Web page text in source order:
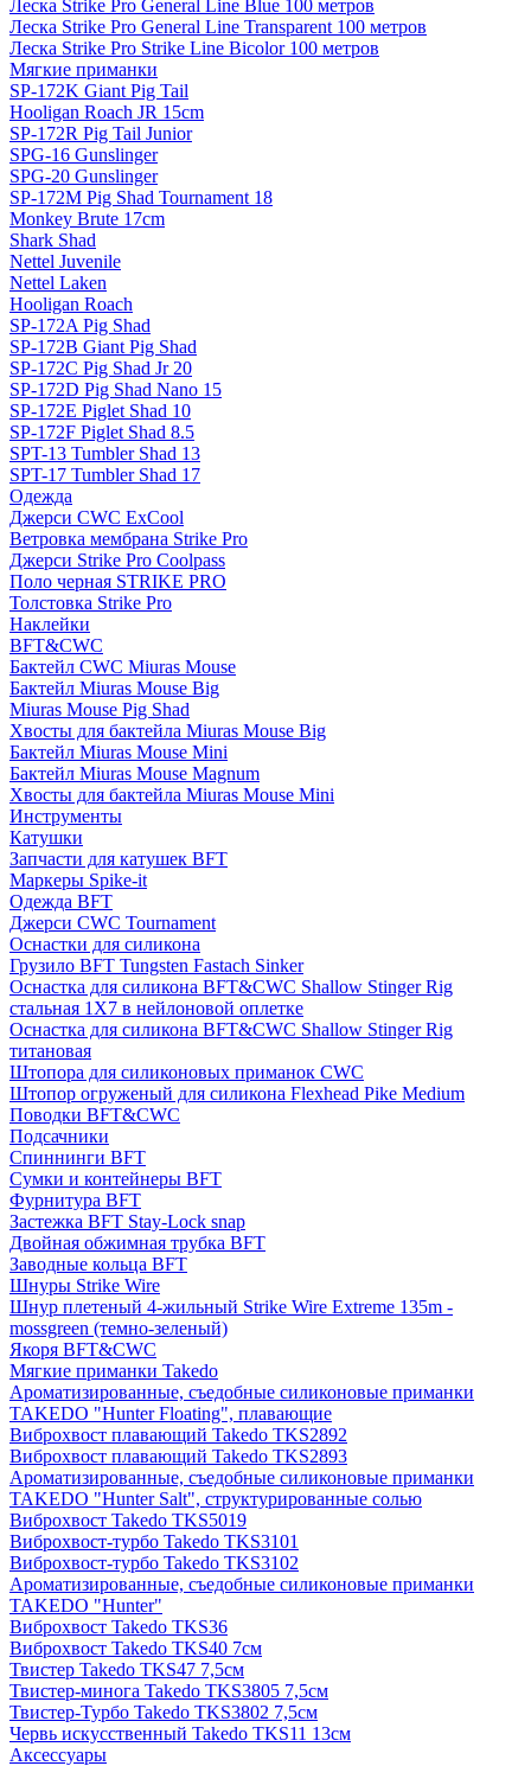
Леска Strike Pro General Line Blue 100 метров
Леска Strike Pro General Line Transparent 100 метров
Леска Strike Pro Strike Line Bicolor 100 метров
Мягкие приманки
SP-172K Giant Pig Tail
Hooligan Roach JR 15cm
SP-172R Pig Tail Junior
SPG-16 Gunslinger
SPG-20 Gunslinger
SP-172M Pig Shad Tournament 18
Monkey Brute 17cm
Shark Shad
Nettel Juvenile
Nettel Laken
Hooligan Roach
SP-172A Pig Shad
SP-172B Giant Pig Shad
SP-172C Pig Shad Jr 20
SP-172D Pig Shad Nano 15
SP-172E Piglet Shad 10
SP-172F Piglet Shad 8.5
SPT-13 Tumbler Shad 13
SPT-17 Tumbler Shad 17
Одежда
Джерси CWC ExCool
Ветровка мембрана Strike Pro
Джерси Strike Pro Coolpass
Поло черная STRIKE PRO
Толстовка Strike Pro
Наклейки
BFT&CWC
Бактейл CWC Miuras Mouse
Бактейл Miuras Mouse Big
Miuras Mouse Pig Shad
Хвосты для бактейла Miuras Mouse Big
Бактейл Miuras Mouse Mini
Бактейл Miuras Mouse Magnum
Хвосты для бактейла Miuras Mouse Mini
Инструменты
Катушки
Запчасти для катушек BFT
Маркеры Spike-it
Одежда BFT
Джерси CWC Tournament
Оснастки для силикона
Грузило BFT Tungsten Fastach Sinker
Оснастка для силикона BFT&CWC Shallow Stinger Rig
стальная 1X7 в нейлоновой оплетке
Оснастка для силикона BFT&CWC Shallow Stinger Rig
титановая
Штопора для силиконовых приманок CWC
Штопор огруженый для силикона Flexhead Pike Medium
Поводки BFT&CWC
Подсачники
Спиннинги BFT
Сумки и контейнеры BFT
Фурнитура BFT
Застежка BFT Stay-Lock snap
Двойная обжимная трубка BFT
Заводные кольца BFT
Шнуры Strike Wire
Шнур плетеный 4-жильный Strike Wire Extreme 135m -
mossgreen (темно-зеленый)
Якоря BFT&CWC
Мягкие приманки Takedo
Ароматизированные, съедобные силиконовые приманки
TAKEDO "Hunter Floating", плавающие
Виброхвост плавающий Takedo TKS2892
Виброхвост плавающий Takedo TKS2893
Ароматизированные, съедобные силиконовые приманки
TAKEDO "Hunter Salt", структурированные солью
Виброхвост Takedo TKS5019
Виброхвост-турбо Takedo TKS3101
Виброхвост-турбо Takedo TKS3102
Ароматизированные, съедобные силиконовые приманки
TAKEDO "Hunter"
Виброхвост Takedo TKS36
Виброхвост Takedo TKS40 7см
Твистер Takedo TKS47 7,5см
Твистер-минога Takedo TKS3805 7,5см
Твистер-Турбо Takedo TKS3802 7,5см
Червь искусственный Takedo TKS11 13см
Аксессуары